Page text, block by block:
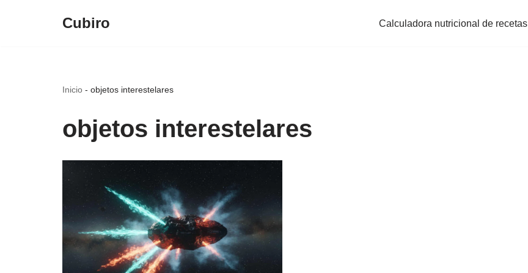
Cubiro Calculadora nutricional de recetas
Inicio - objetos interestelares
objetos interestelares